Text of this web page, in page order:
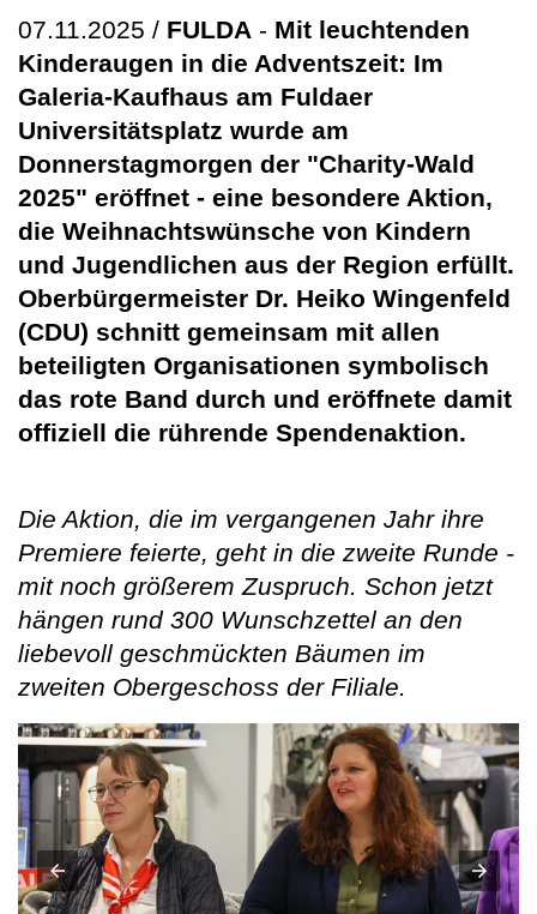
07.11.2025 / FULDA - Mit leuchtenden
Kinderaugen in die Adventszeit: Im
Galeria-Kaufhaus am Fuldaer
Universitätsplatz wurde am
Donnerstagmorgen der "Charity-Wald
2025" eröffnet - eine besondere Aktion,
die Weihnachtswünsche von Kindern
und Jugendlichen aus der Region erfüllt.
Oberbürgermeister Dr. Heiko Wingenfeld
(CDU) schnitt gemeinsam mit allen
beteiligten Organisationen symbolisch
das rote Band durch und eröffnete damit
offiziell die rührende Spendenaktion.
Die Aktion, die im vergangenen Jahr ihre
Premiere feierte, geht in die zweite Runde -
mit noch größerem Zuspruch. Schon jetzt
hängen rund 300 Wunschzettel an den
liebevoll geschmückten Bäumen im
zweiten Obergeschoss der Filiale.